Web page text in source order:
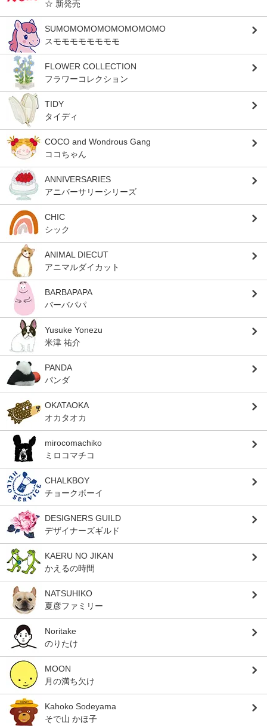
☆ 新発売
SUMOMOMOMOMOMOMOMO
スモモモモモモモモ
FLOWER COLLECTION
フラワーコレクション
TIDY
タイディ
COCO and Wondrous Gang
ココちゃん
ANNIVERSARIES
アニバーサリーシリーズ
CHIC
シック
ANIMAL DIECUT
アニマルダイカット
BARBAPAPA
バーバパパ
Yusuke Yonezu
米津 祐介
PANDA
パンダ
OKATAOKA
オカタオカ
mirocomachiko
ミロコマチコ
CHALKBOY
チョークボーイ
DESIGNERS GUILD
デザイナーズギルド
KAERU NO JIKAN
かえるの時間
NATSUHIKO
夏彦ファミリー
Noritake
のりたけ
MOON
月の満ち欠け
Kahoko Sodeyama
そで山 かほ子